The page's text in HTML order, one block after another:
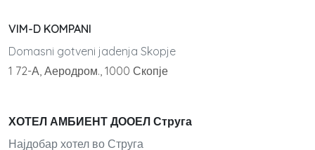
VIM-D KOMPANI
Domasni gotveni jadenja Skopje
1 72-А, Аеродром., 1000 Скопје
ХОТЕЛ АМБИЕНТ ДООЕЛ Струга
Најдобар хотел во Струга